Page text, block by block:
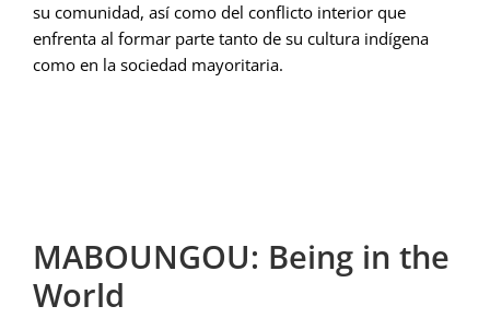
su comunidad, así como del conflicto interior que
enfrenta al formar parte tanto de su cultura indígena
como en la sociedad mayoritaria.
MABOUNGOU: Being in the
World